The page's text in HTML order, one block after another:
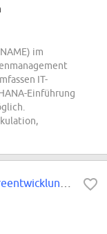
im
IT-
Einführung